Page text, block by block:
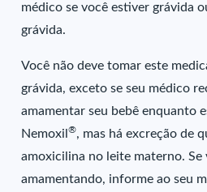
médico se você estiver grávida
grávida.
Você não deve tomar este
grávida, exceto se seu médico
amamentar seu bebê enquanto
Nemoxil®, mas há excreção de
amoxicilina no leite materno. Se
amamentando, informe ao seu